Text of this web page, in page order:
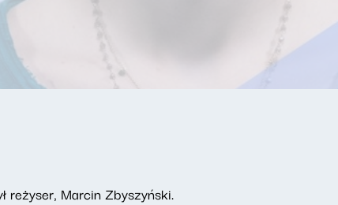
reżyser, Marcin Zbyszyński.